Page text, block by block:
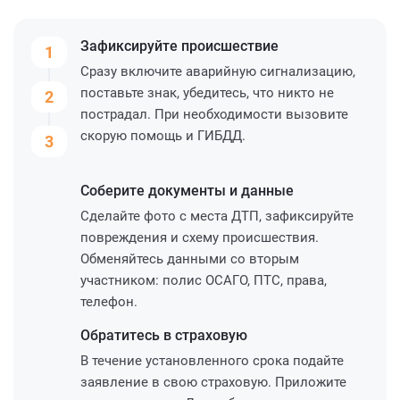
1
2
3
Зафиксируйте происшествие
Сразу включите аварийную сигнализацию,
поставьте знак, убедитесь, что никто не
пострадал. При необходимости вызовите
скорую помощь и ГИБДД.
Соберите документы и данные
Сделайте фото с места ДТП, зафиксируйте
повреждения и схему происшествия.
Обменяйтесь данными со вторым
участником: полис ОСАГО, ПТС, права,
телефон.
Обратитесь в страховую
В течение установленного срока подайте
заявление в свою страховую. Приложите